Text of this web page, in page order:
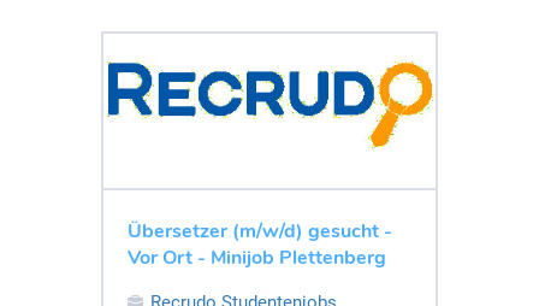
Übersetzer (m/w/d) gesucht -
Vor Ort - Minijob Plettenberg